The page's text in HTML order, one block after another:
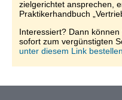
zielgerichtet ansprechen,
Praktikerhandbuch
Interessiert? Dann
sofort zum vergünstigten
unter diesem Link bestellen.